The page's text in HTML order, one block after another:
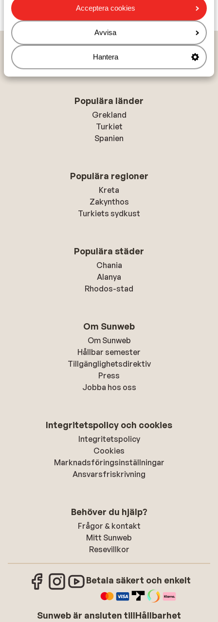
Acceptera cookies
Avvisa
Hantera
Hem Solresor Italien Sicilien Cefalu Miramare
Populära länder
Grekland
Turkiet
Spanien
Populära regioner
Kreta
Zakynthos
Turkiets sydkust
Populära städer
Chania
Alanya
Rhodos-stad
Om Sunweb
Om Sunweb
Hållbar semester
Tillgänglighetsdirektiv
Press
Jobba hos oss
Integritetspolicy och cookies
Integritetspolicy
Cookies
Marknadsföringsinställningar
Ansvarsfriskrivning
Behöver du hjälp?
Frågor & kontakt
Mitt Sunweb
Resevillkor
Betala säkert och enkelt
Sunweb är ansluten tillHållbarhet